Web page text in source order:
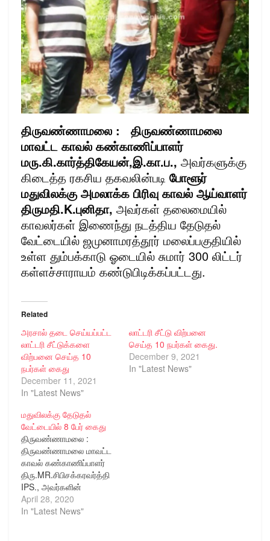
திருவண்ணாமலை :
திருவண்ணாமலை
மாவட்ட காவல் கண்காணிப்பாளர்
மரு.கி.கார்த்திகேயன்,இ.கா.ப., அவர்களுக்கு
கிடைத்த ரகசிய தகவலின்படி போளூர்
மதுவிலக்கு அமலாக்க பிரிவு காவல் ஆய்வாளர்
திருமதி.K.புனிதா, அவர்கள் தலைமையில்
காவலர்கள் இணைந்து நடத்திய தேடுதல்
வேட்டையில் ஜமுனாமரத்தூர் மலைப்பகுதியில்
உள்ள தும்பக்காடு ஓடையில் சுமார் 300 லிட்டர்
கள்ளச்சாராயம் கண்டுபிடிக்கப்பட்டது.
Related
அரசால் தடை செய்யப்பட்ட
லாட்டரி சீட்டுக்களை
விற்பனை செய்த 10
நபர்கள் கைது
December 11, 2021
In "Latest News"
லாட்டரி சீட்டு விற்பனை
செய்த 10 நபர்கள் கைது.
December 9, 2021
In "Latest News"
மதுவிலக்கு தேடுதல்
வேட்டையில் 8 பேர் கைது
திருவண்ணாமலை :
திருவண்ணாமலை மாவட்ட
காவல் கண்காணிப்பாளர்
திரு.MR.சிபிசக்கரவர்த்தி
IPS., அவர்களின்
உத்தரவுப்படி, தலைமையிட
கூடுதல் காவல்
April 28, 2020
In "Latest News"